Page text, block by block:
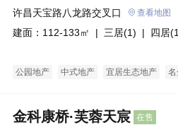
许昌天宝路八龙路交叉口 查看地图
建面：112-133㎡ | 三居(1) | 四居
公园地产 中式地产 宜居生态地产 名
金科康桥·芙蓉天宸 在售